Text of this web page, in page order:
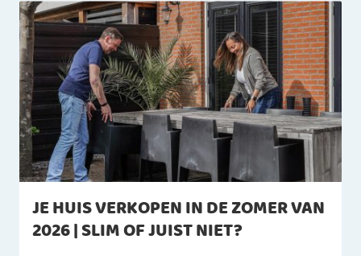
JE HUIS VERKOPEN IN DE ZOMER VAN
2026 | SLIM OF JUIST NIET?